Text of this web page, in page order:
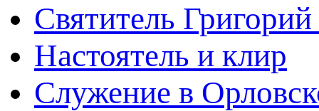
Святитель
Настоятель и клир
Служение в